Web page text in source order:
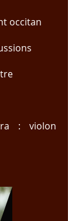
occitan
: violon